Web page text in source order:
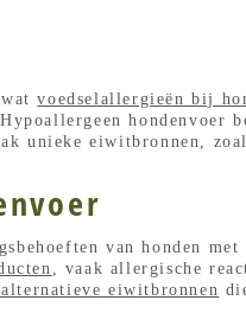
watvoedselallergieën bij
hondenvoer
unieke eiwitbronnen,
van honden met
, vaak allergische
eiwitbronnen